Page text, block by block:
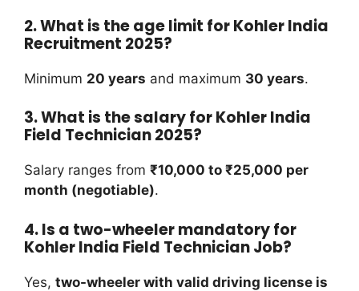
2. What is the age limit for Kohler India
Recruitment 2025?
Minimum 20 years and maximum 30 years.
3. What is the salary for Kohler India
Field Technician 2025?
Salary ranges from ₹10,000 to ₹25,000 per
month (negotiable).
4. Is a two-wheeler mandatory for
Kohler India Field Technician Job?
Yes, two-wheeler with valid driving license is